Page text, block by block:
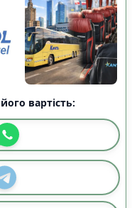
вартість: